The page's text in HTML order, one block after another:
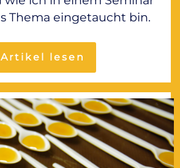
Thema eingetaucht bin.
Artikel lesen